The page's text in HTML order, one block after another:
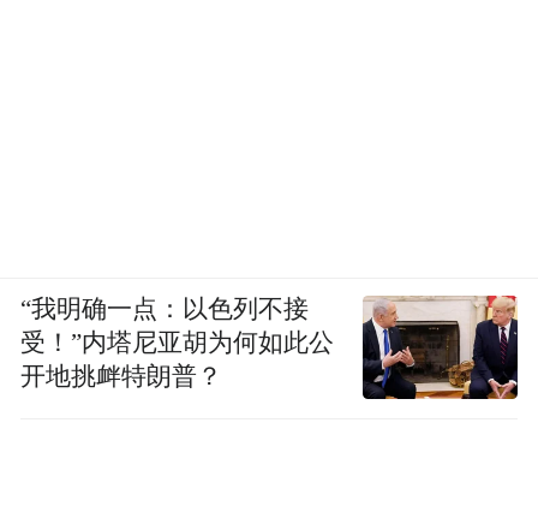
“我明确一点：以色列不接
受！”内塔尼亚胡为何如此公
开地挑衅特朗普？